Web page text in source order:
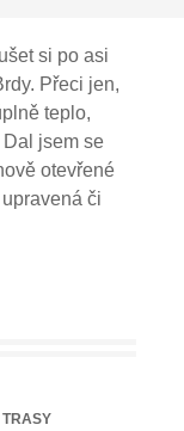
si po asi
Přeci jen,
teplo,
jsem se
otevřené
či
TRASY